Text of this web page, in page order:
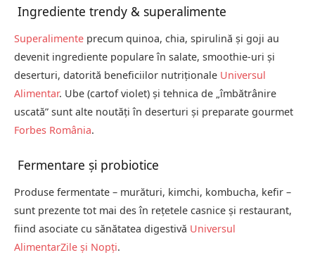
Ingrediente trendy & superalimente
Superalimente precum quinoa, chia, spirulină și goji au
devenit ingrediente populare în salate, smoothie-uri și
deserturi, datorită beneficiilor nutriționale Universul
Alimentar. Ube (cartof violet) și tehnica de „îmbătrânire
uscată” sunt alte noutăți în deserturi și preparate gour­met
Forbes România.
Fermentare și probiotice
Produse fermentate – murături, kimchi, kombucha, kefir –
sunt prezente tot mai des în rețetele casnice și restaurant,
fiind asociate cu sănătatea digestivă Universul
AlimentarZile și Nopți.